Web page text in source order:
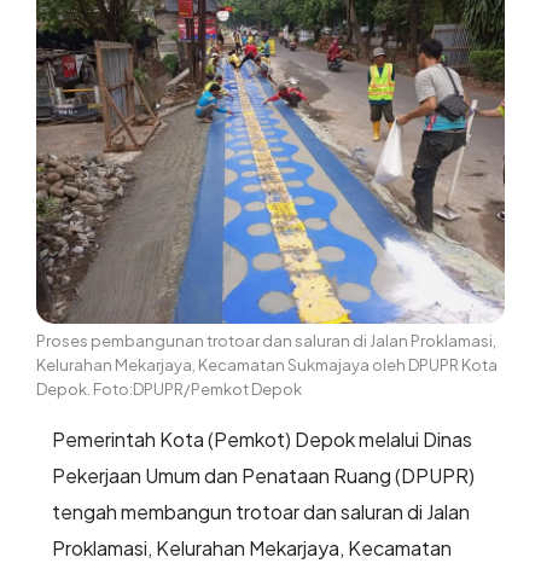
Proses pembangunan trotoar dan saluran di Jalan Proklamasi,
Kelurahan Mekarjaya, Kecamatan Sukmajaya oleh DPUPR Kota
Depok. Foto:DPUPR/Pemkot Depok
Pemerintah Kota (Pemkot) Depok melalui Dinas
Pekerjaan Umum dan Penataan Ruang (DPUPR)
tengah membangun trotoar dan saluran di Jalan
Proklamasi, Kelurahan Mekarjaya, Kecamatan